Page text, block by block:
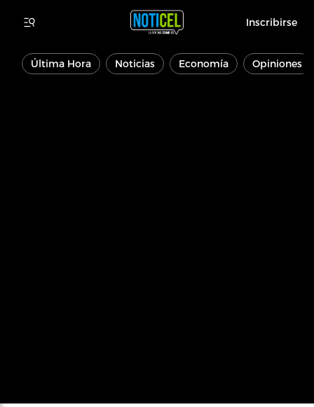
Inscribirse
Última Hora Noticias Economía Opiniones